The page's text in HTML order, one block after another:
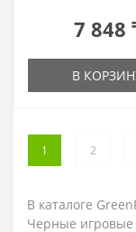
7 848
В
1 2
В каталоге
Черные игровые